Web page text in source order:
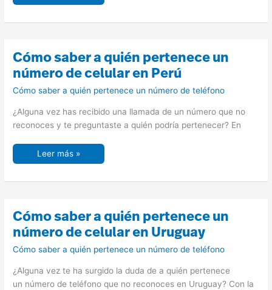
Cómo saber a quién pertenece un
número de celular en Perú
Cómo saber a quién pertenece un número de teléfono
¿Alguna vez has recibido una llamada de un número que no
reconoces y te preguntaste a quién podría pertenecer? En
Cómo
saber
a
quién
pertenece
un
de
celular
en
Leer más »
Cómo saber a quién pertenece un
número de celular en Uruguay
Cómo saber a quién pertenece un número de teléfono
¿Alguna vez te ha surgido la duda de a quién pertenece
un número de teléfono que no reconoces en Uruguay? Con la
Cómo
saber
a
quién
pertenece
un
de
celular
en